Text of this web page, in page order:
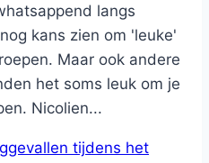
langs
kans zien om 'leuke'
Maar ook andere
het soms leuk om je
Nicolien...
tijdens het